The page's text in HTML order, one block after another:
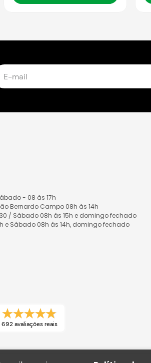
- 08 às 17h
Bernardo Campo 08h às 14h
/ Sábado 08h às 15h e domingo fechado
e Sábado 08h às 14h, domingo fechado
692 avaliações reais